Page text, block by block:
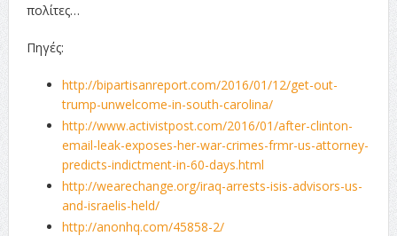
πολίτες…
Πηγές:
http://bipartisanreport.com/2016/01/12/get-out-
trump-unwelcome-in-south-carolina/
http://www.activistpost.com/2016/01/after-clinton-
email-leak-exposes-her-war-crimes-frmr-us-attorney-
predicts-indictment-in-60-days.html
http://wearechange.org/iraq-arrests-isis-advisors-us-
and-israelis-held/
http://anonhq.com/45858-2/